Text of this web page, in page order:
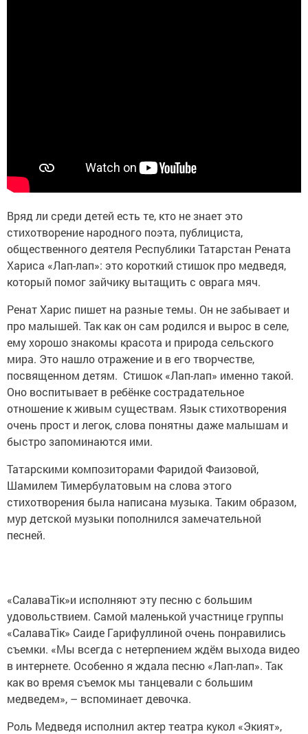
Вряд ли среди детей есть те, кто не знает это
стихотворение народного поэта, публициста,
общественного деятеля Республики Татарстан Рената
Хариса «Лап-лап»: это короткий стишок про медведя,
который помог зайчику вытащить с оврага мяч.
Ренат Харис пишет на разные темы. Он не забывает и
про малышей. Так как он сам родился и вырос в селе,
ему хорошо знакомы красота и природа сельского
мира. Это нашло отражение и в его творчестве,
посвященном детям. Стишок «Лап-лап» именно такой.
Оно воспитывает в ребёнке сострадательное
отношение к живым существам. Язык стихотворения
очень прост и легок, слова понятны даже малышам и
быстро запоминаются ими.
Татарскими композиторами Фаридой Фаизовой,
Шамилем Тимербулатовым на слова этого
стихотворения была написана музыка. Таким образом,
мур детской музыки пополнился замечательной
песней.
«СалаваТік»и исполняют эту песню с большим
удовольствием. Самой маленькой участнице группы
«СалаваТік» Саиде Гарифуллиной очень понравились
съемки. «Мы всегда с нетерпением ждём выхода видео
в интернете. Особенно я ждала песню «Лап-лап». Так
как во время съемок мы танцевали с большим
медведем», – вспоминает девочка.
Роль Медведя исполнил актер театра кукол «Экият»,